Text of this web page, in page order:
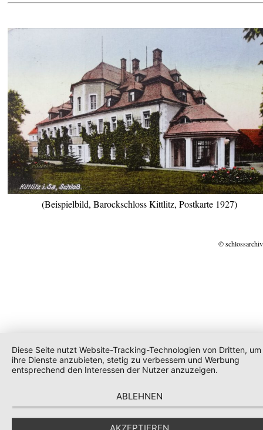
(Beispielbild, Barockschloss Kittlitz, Postkarte 1927)
©
Diese Seite nutzt Website-Tracking-Technologien von Dritten, um
ihre Dienste anzubieten, stetig zu verbessern und Werbung
entsprechend den Interessen der Nutzer anzuzeigen.
ABLEHNEN